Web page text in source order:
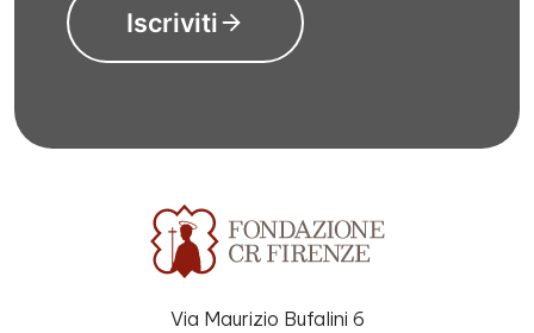
Iscriviti
Via Maurizio Bufalini 6